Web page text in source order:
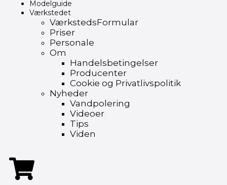
Modelguide
Værkstedet
VærkstedsFormular
Priser
Personale
Om
Handelsbetingelser
Producenter
Cookie og Privatlivspolitik
Nyheder
Vandpolering
Videoer
Tips
Viden